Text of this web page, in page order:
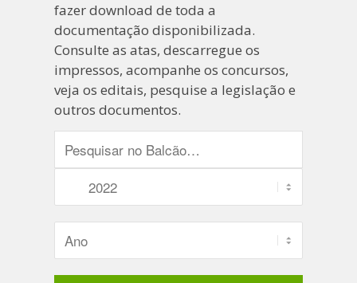
fazer download de toda a
documentação disponibilizada.
Consulte as atas, descarregue os
impressos, acompanhe os concursos,
veja os editais, pesquise a legislação e
outros documentos.